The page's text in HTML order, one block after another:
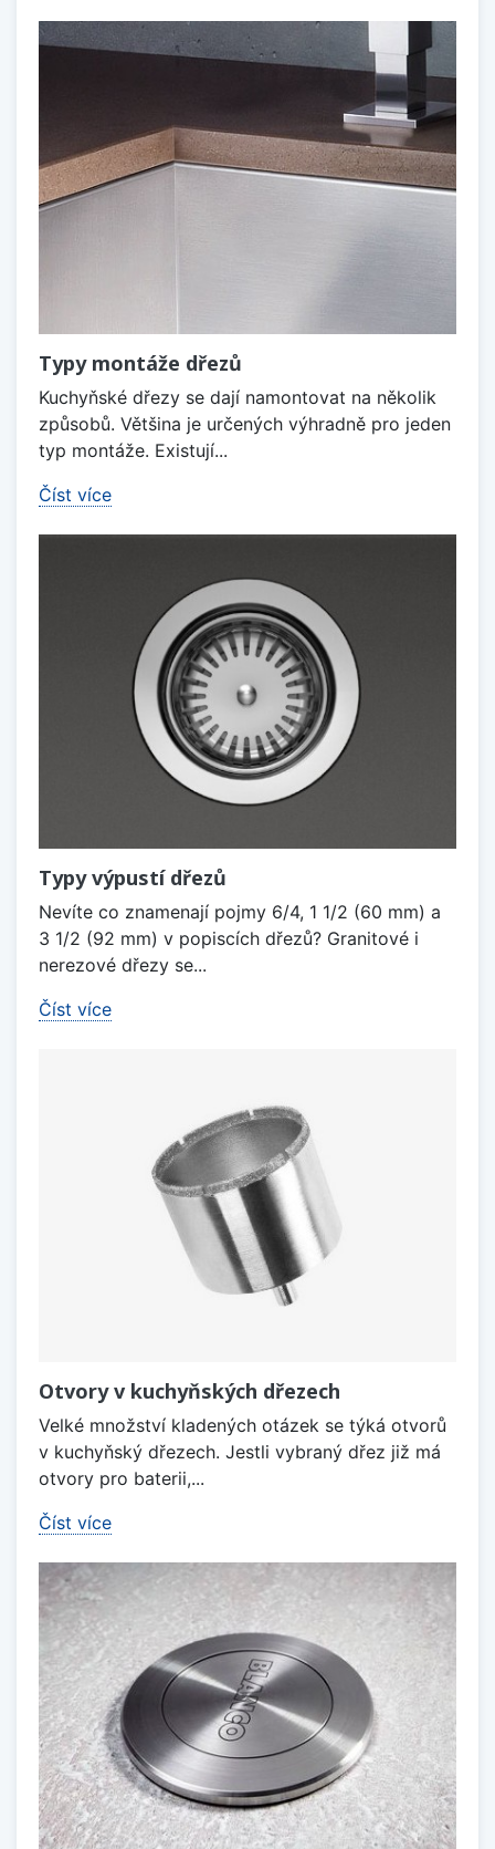
Typy montáže dřezů
Kuchyňské dřezy se dají namontovat na několik
způsobů. Většina je určených výhradně pro jeden
typ montáže. Existují...
Číst více
Typy výpustí dřezů
Nevíte co znamenají pojmy 6/4, 1 1/2 (60 mm) a
3 1/2 (92 mm) v popiscích dřezů? Granitové i
nerezové dřezy se...
Číst více
Otvory v kuchyňských dřezech
Velké množství kladených otázek se týká otvorů
v kuchyňský dřezech. Jestli vybraný dřez již má
otvory pro baterii,...
Číst více